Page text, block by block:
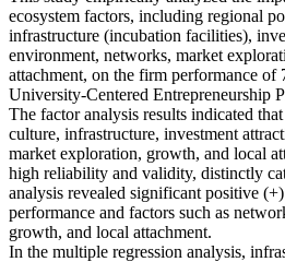
ecosystem factors, including regional
infrastructure (incubation facilities),
environment, networks, market
attachment, on the firm performance of
University-Centered Entrepreneurship
The factor analysis results indicated
culture, infrastructure, investment
market exploration, growth, and local
high reliability and validity, distinctly
analysis revealed significant positive
performance and factors such as
growth, and local attachment.
In the multiple regression analysis,